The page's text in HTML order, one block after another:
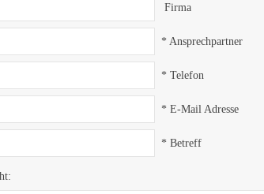
Firma
* Ansprechpartner
* Telefon
* E-Mail Adresse
* Betreff